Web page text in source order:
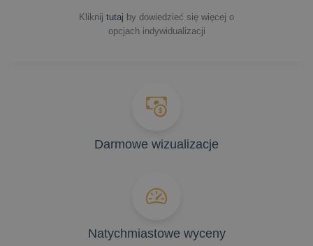
Kliknij tutaj by dowiedzieć się więcej o
opcjach indywidualizacji
Darmowe wizualizacje
Natychmiastowe wyceny